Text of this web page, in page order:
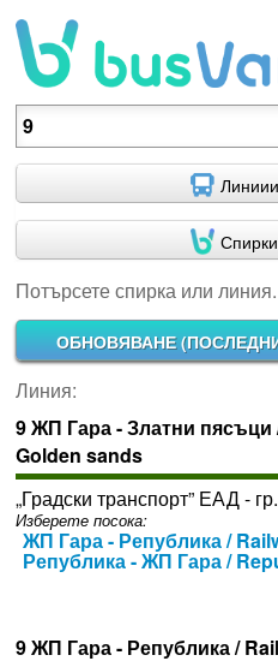
Потърсете спирка или линия.
Потърсете спирка или линия.
ОБНОВЯВАНЕ (
Линия:
9 ЖП Гара - Златни пясъци
Golden sands
„Градски транспорт” ЕАД -
Изберете посока:
ЖП Гара - Република /
Република - ЖП Гара /
9 ЖП Гара - Република /